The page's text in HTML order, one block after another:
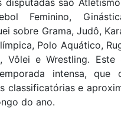
Feminino,
sobre Grama, Judô,
Polo Aquático,
Vôlei e Wrestling. Este
intensa, que
classificatórias e
do ano.